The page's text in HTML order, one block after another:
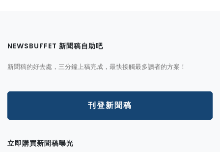
NEWSBUFFET 新聞稿自助吧
新聞稿的好去處，三分鐘上稿完成，最快接觸最多讀者的方案！
刊登新聞稿
立即購買新聞稿曝光